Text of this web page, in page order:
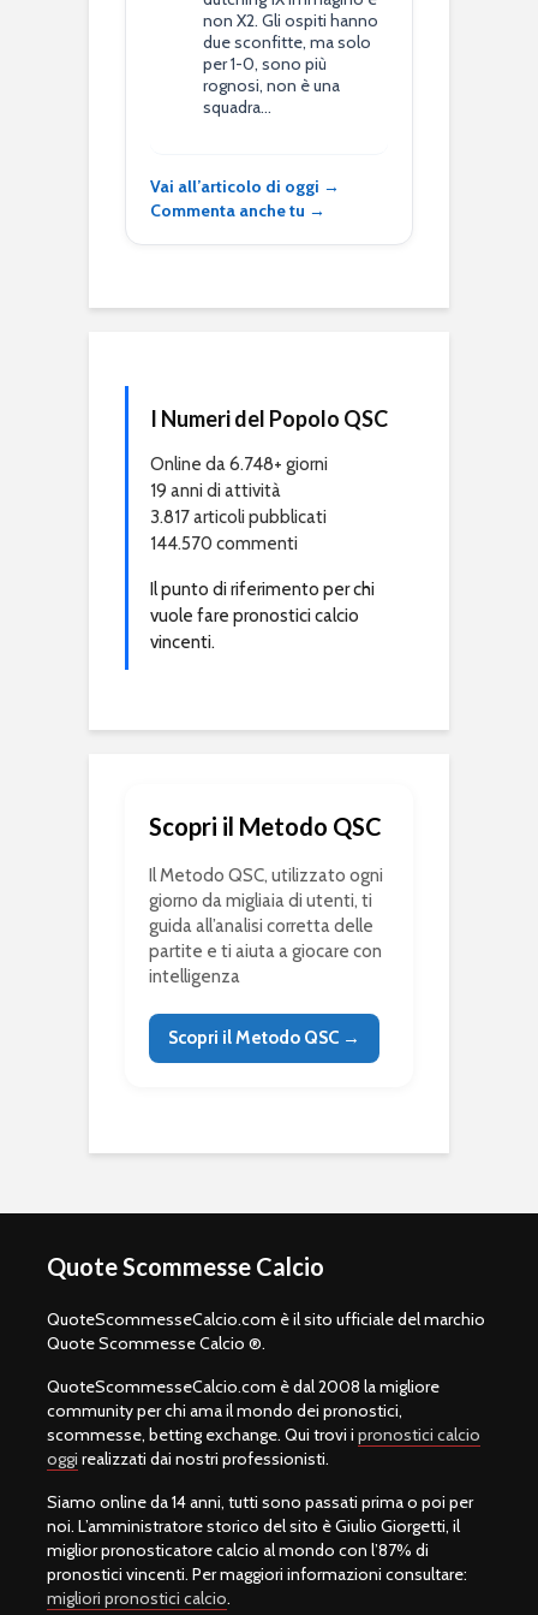
non X2. Gli ospiti hanno
due sconfitte, ma solo
per 1-0, sono più
rognosi, non è una
squadra…
Vai all’articolo di oggi →
Commenta anche tu →
I Numeri del Popolo QSC
Online da 6.748+ giorni
19 anni di attività
3.817 articoli pubblicati
144.570 commenti
Il punto di riferimento per chi
vuole fare pronostici calcio
vincenti.
Scopri il Metodo QSC
Il Metodo QSC, utilizzato ogni
giorno da migliaia di utenti, ti
guida all’analisi corretta delle
partite e ti aiuta a giocare con
intelligenza
Scopri il Metodo QSC →
Quote Scommesse Calcio
QuoteScommesseCalcio.com è il sito ufficiale del marchio
Quote Scommesse Calcio ®.
QuoteScommesseCalcio.com è dal 2008 la migliore
community per chi ama il mondo dei pronostici,
scommesse, betting exchange. Qui trovi i pronostici calcio
oggi realizzati dai nostri professionisti.
Siamo online da 14 anni, tutti sono passati prima o poi per
noi. L’amministratore storico del sito è Giulio Giorgetti, il
miglior pronosticatore calcio al mondo con l’87% di
pronostici vincenti. Per maggiori informazioni consultare:
migliori pronostici calcio.